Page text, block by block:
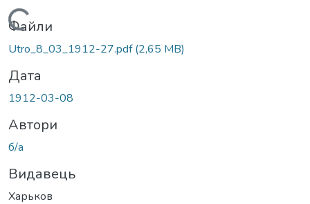
Вантажиться...
Файли
Utro_8_03_1912-27.pdf(2,65 MB)
Дата
1912-03-08
Автори
б/а
Видавець
Харьков